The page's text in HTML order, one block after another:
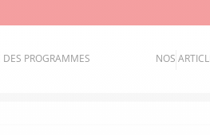
DES PROGRAMMES NOS